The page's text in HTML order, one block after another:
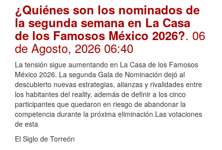
¿Quiénes son los nominados de
la segunda semana en La Casa
de los Famosos México 2026?. 06
de Agosto, 2026 06:40
La tensión sigue aumentando en La Casa de los Famosos
México 2026. La segunda Gala de Nominación dejó al
descubierto nuevas estrategias, alianzas y rivalidades entre
los habitantes del reality, además de definir a los cinco
participantes que quedaron en riesgo de abandonar la
competencia durante la próxima eliminación.Las votaciones
de esta
El Siglo de Torreón